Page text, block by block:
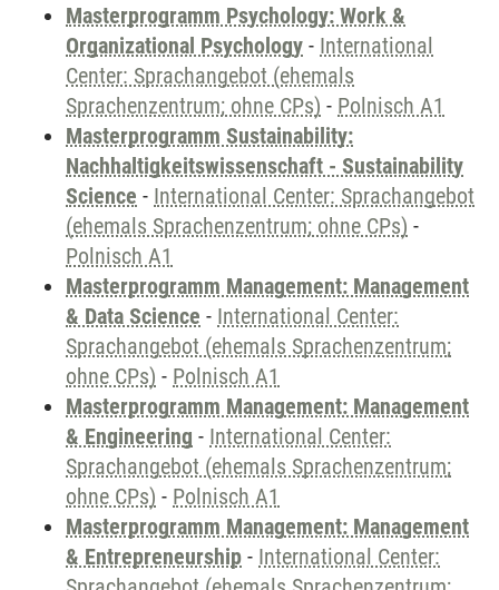
Masterprogramm Psychology: Work &
Organizational Psychology - International
Center: Sprachangebot (ehemals
Sprachenzentrum; ohne CPs) - Polnisch A1
Masterprogramm Sustainability:
Nachhaltigkeitswissenschaft - Sustainability
Science - International Center: Sprachangebot
(ehemals Sprachenzentrum; ohne CPs) -
Polnisch A1
Masterprogramm Management: Management
& Data Science - International Center:
Sprachangebot (ehemals Sprachenzentrum;
ohne CPs) - Polnisch A1
Masterprogramm Management: Management
& Engineering - International Center:
Sprachangebot (ehemals Sprachenzentrum;
ohne CPs) - Polnisch A1
Masterprogramm Management: Management
& Entrepreneurship - International Center: